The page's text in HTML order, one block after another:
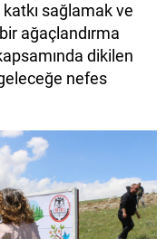
sağlamak ve
ağaçlandırma
dikilen
nefes